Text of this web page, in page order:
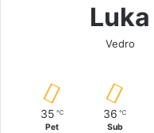
Luka
Vedro
35 ℃
Pet
36 ℃
Sub